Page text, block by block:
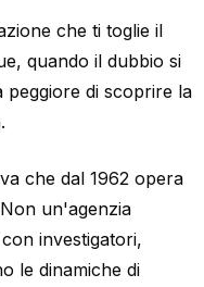
che ti toglie il
quando il dubbio si
peggiore di scoprire la
che dal 1962 opera
un'agenzia
investigatori,
le dinamiche di